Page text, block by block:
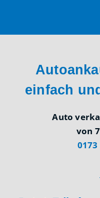
einfach
Auto
von
0173